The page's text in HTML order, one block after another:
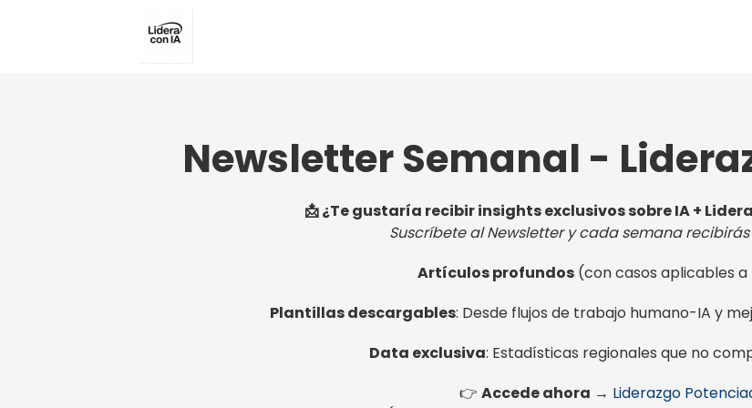
Newsletter Semanal -
📩 ¿Te gustaría recibir insights exclusivos sobre IA +
Suscríbete al Newsletter y cada semana
Artículos profundos (con casos aplicables a
Plantillas descargables: Desde flujos de trabajo humano-IA y
Data exclusiva: Estadísticas regionales que no
👉 Accede ahora → Liderazgo